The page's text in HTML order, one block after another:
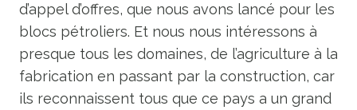
d’appel d’offres, que nous avons lancé pour les
blocs pétroliers. Et nous nous intéressons à
presque tous les domaines, de l’agriculture à la
fabrication en passant par la construction, car
ils reconnaissent tous que ce pays a un grand